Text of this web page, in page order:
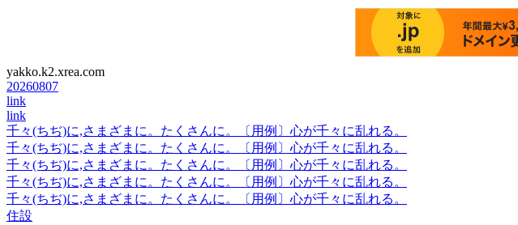
yakko.k2.xrea.com
20260807
link
link
千々(ちぢ)に,さまざまに。たくさんに。〔用例〕心が千々に乱れる。
千々(ちぢ)に,さまざまに。たくさんに。〔用例〕心が千々に乱れる。
千々(ちぢ)に,さまざまに。たくさんに。〔用例〕心が千々に乱れる。
千々(ちぢ)に,さまざまに。たくさんに。〔用例〕心が千々に乱れる。
千々(ちぢ)に,さまざまに。たくさんに。〔用例〕心が千々に乱れる。
住設